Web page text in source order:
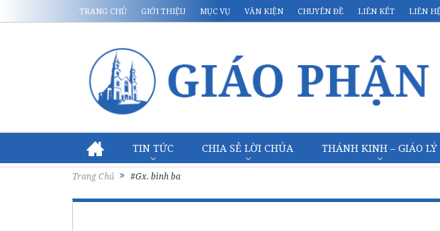
TRANG CHỦ GIỚI THIỆU MỤC VỤ VĂN KIỆN CHUYÊN ĐỀ LIÊN KẾT LIÊN
TIN TỨC CHIA SẺ LỜI CHÚA THÁNH KINH – GIÁO LÝ
Trang Chủ #Gx. bình ba